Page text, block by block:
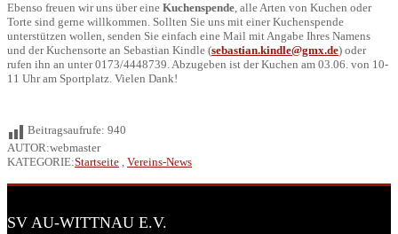
Ebenso freuen wir uns über eine Kuchenspende, alle Arten von Kuchen oder
Torte sind gerne willkommen. Sollten Sie uns mit einer Kuchenspende
unterstützen wollen, senden Sie einfach eine Mail mit Angabe Ihres Namens
und der Kuchensorte an Sebastian Kindle (sebastian.kindle@gmx.de) oder
rufen ihn an unter 0173/4448739. Abzugeben ist der Kuchen am 03.06. von 10-
11 Uhr am Sportplatz. Vielen Dank!
Beitragsaufrufe: 940
AUTOR:webmaster
KATEGORIE:Startseite , Vereins-News
SV AU-WITTNAU E.V.